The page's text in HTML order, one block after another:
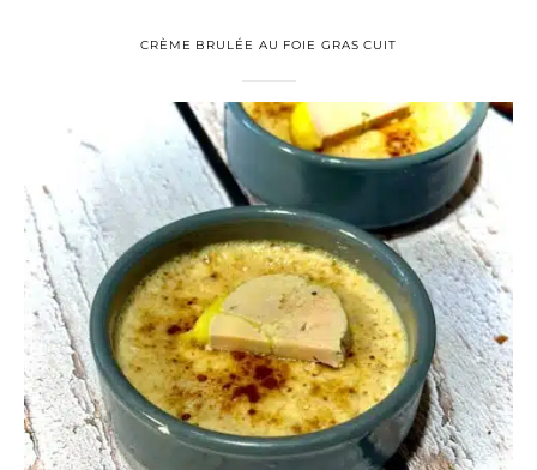
CRÈME BRULÉE AU FOIE GRAS CUIT